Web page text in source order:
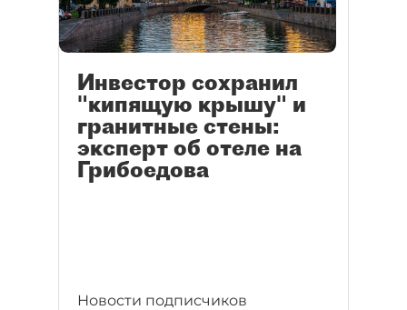
Инвестор сохранил
"кипящую крышу" и
гранитные стены:
эксперт об отеле на
Грибоедова
Новости подписчиков